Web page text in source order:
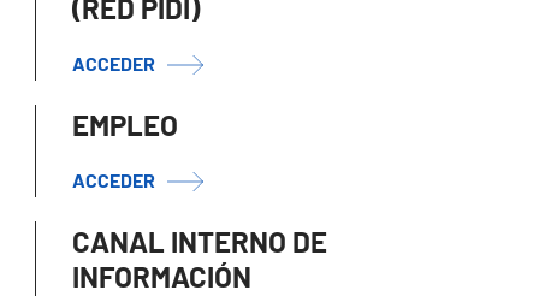
(RED PIDI)
ACCEDER
EMPLEO
ACCEDER
CANAL INTERNO DE
INFORMACIÓN